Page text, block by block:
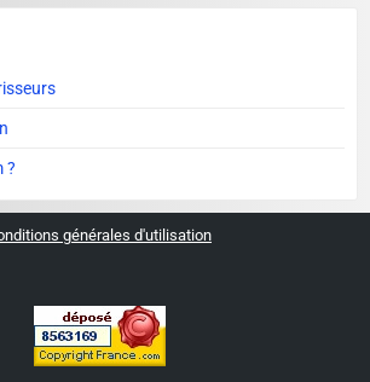
?
générales d'utilisation